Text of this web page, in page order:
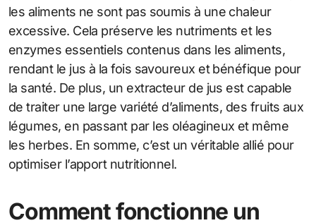
les aliments ne sont pas soumis à une chaleur
excessive. Cela préserve les nutriments et les
enzymes essentiels contenus dans les aliments,
rendant le jus à la fois savoureux et bénéfique pour
la santé. De plus, un extracteur de jus est capable
de traiter une large variété d’aliments, des fruits aux
légumes, en passant par les oléagineux et même
les herbes. En somme, c’est un véritable allié pour
optimiser l’apport nutritionnel.
Comment fonctionne un